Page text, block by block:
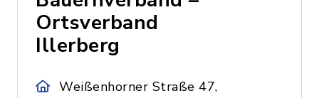
Ortsverband
Illerberg
Weißenhorner Straße 47,